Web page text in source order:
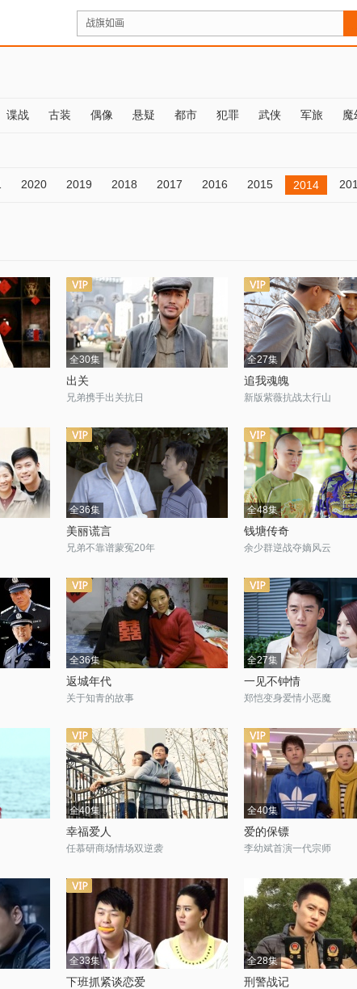
谍战 古装 偶像 悬疑 都市 犯罪 武侠 军旅 魔
2020 2019 2018 2017 2016 2015 2014
全30集
出关
兄弟携手出关抗日
全27集
追我魂魄
新版紫薇抗战太行山
全36集
美丽谎言
兄弟不靠谱蒙冤20年
全48集
钱塘传奇
余少群逆战夺嫡风云
全36集
返城年代
关于知青的故事
全27集
一见不钟情
郑恺变身爱情小恶魔
全40集
幸福爱人
任慕研商场情场双逆袭
全40集
爱的保镖
李幼斌首演一代宗师
全33集
下班抓紧谈恋爱
全28集
刑警战记